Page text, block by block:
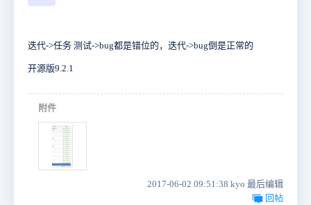
迭代->任务 测试->bug都是错位的，迭代->bug倒是正常的
开源版9.2.1
附件
2017-06-02 09:51:38 kyo 最后编辑
回帖